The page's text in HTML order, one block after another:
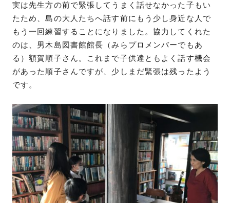
実は先生方の前で緊張してうまく話せなかった子もい
たため、島の大人たちへ話す前にもう少し身近な人で
もう一回練習することになりました。協力してくれた
のは、男木島図書館館長（みらプロメンバーでもあ
る）額賀順子さん。これまで子供達ともよく話す機会
があった順子さんですが、少しまだ緊張は残ったよう
です。